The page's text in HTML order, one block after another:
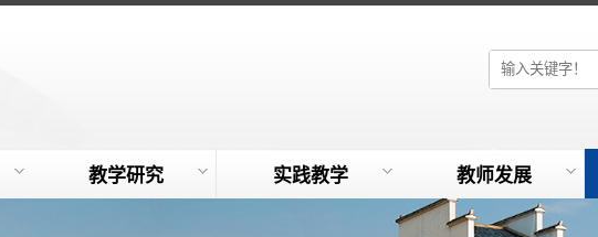
教学研究 实践教学 教师发展